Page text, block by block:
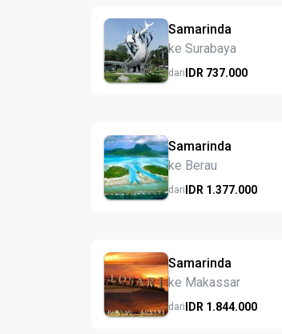
Samarinda
ke Surabaya
dariIDR 737.000
Samarinda
ke Berau
dariIDR 1.377.000
Samarinda
ke Makassar
dariIDR 1.844.000